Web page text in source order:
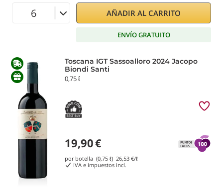
AÑADIR AL CARRITO
ENVÍO GRATUITO
Toscana IGT Sassoalloro 2024 Jacopo
Biondi Santi
0,75 ℓ
19,90€
por botella (0,75 ℓ) 26,53 €/ℓ
IVA e impuestos incl.